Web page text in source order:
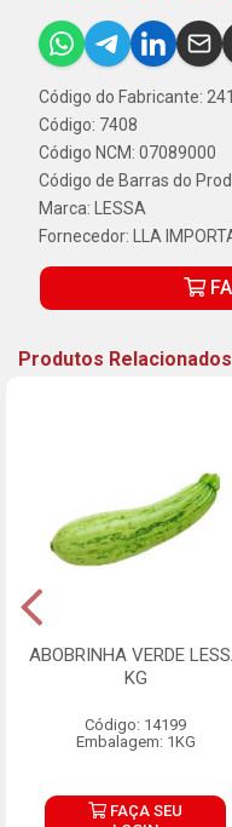
Código do Fabricante: 241
Código: 7408
Código NCM: 07089000
Código de Barras do
Marca:
LESSA
Fornecedor:
LLA
Produtos Relacionados
ABOBRINHA VERDE
KG
Código: 14199
Embalagem: 1KG
FAÇA SEU